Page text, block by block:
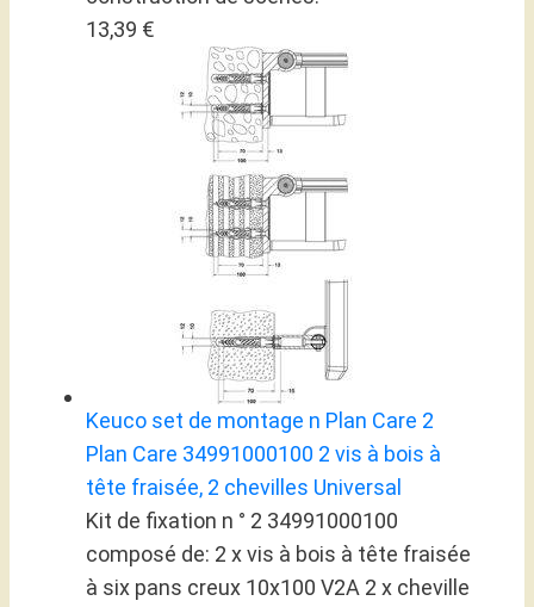
13,39 €
Keuco set de montage n Plan Care 2
Plan Care 34991000100 2 vis à bois à
tête fraisée, 2 chevilles Universal
Kit de fixation n ° 2 34991000100
composé de: 2 x vis à bois à tête fraisée
à six pans creux 10x100 V2A 2 x cheville